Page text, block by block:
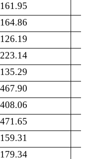
161.95
164.86
126.19
223.14
135.29
467.90
408.06
471.65
159.31
179.34